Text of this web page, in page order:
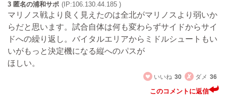
3 匿名の浦和サポ (IP:106.130.44.185 )
マリノス戦より良く見えたのは全北がマリノスより弱いか
らだと思います。試合自体は何も変わらずサイドからサイ
ドへの繰り返し。バイタルエリアからミドルシュートもい
いがもっと決定機になる縦へのパスが
ほしい。
いいね 30 ダメ 36
このコメントに返信